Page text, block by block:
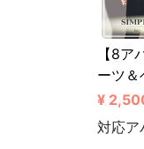
【8ア
ーツ＆
¥
対応ア